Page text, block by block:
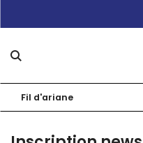
Fil d'ariane